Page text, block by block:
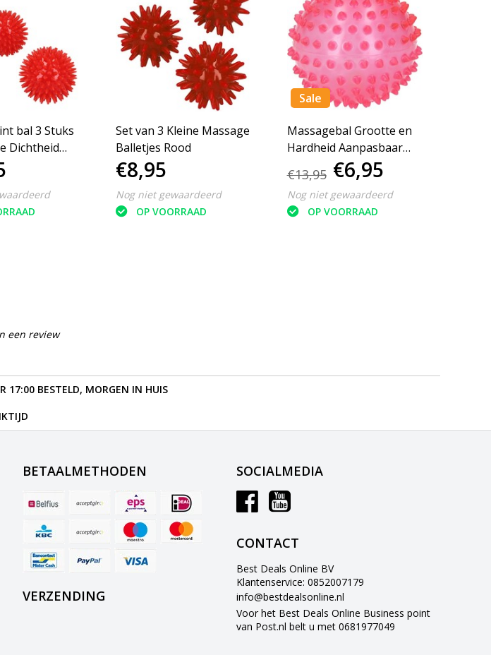
bal 3 Stuks
Dichtheid
Set van 3 Kleine Massage
Balletjes Rood
€8,95
Nog niet gewaardeerd
OP VOORRAAD
Sale
Massagebal Grootte en
Hardheid Aanpasbaar
€13,95 €6,95
Nog niet gewaardeerd
OP VOORRAAD
een review
17:00 BESTELD, MORGEN IN HUIS
BETAALMETHODEN
VERZENDING
SOCIALMEDIA
CONTACT
Best Deals Online BV
Klantenservice: 0852007179
info@bestdealsonline.nl
Voor het Best Deals Online Business point
van Post.nl belt u met 0681977049